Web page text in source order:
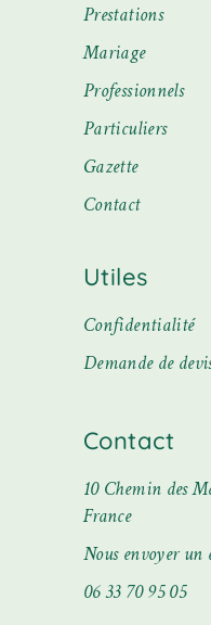
Prestations
Mariage
Professionnels
Particuliers
Gazette
Contact
Utiles
Confidentialité
Demande de
Contact
10 Chemin des
France
Nous envoyer un
06 33 70 95 05